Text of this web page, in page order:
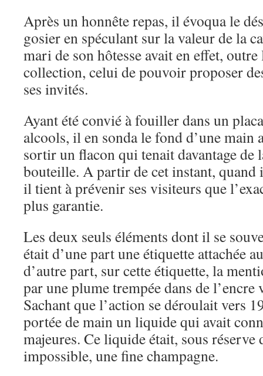
Après un honnête repas, il évoqua le
gosier en spéculant sur la valeur de la
mari de son hôtesse avait en effet,
collection, celui de pouvoir proposer
ses invités.
Ayant été convié à fouiller dans un
alcools, il en sonda le fond d’une main
sortir un flacon qui tenait davantage de
bouteille. A partir de cet instant, quand
il tient à prévenir ses visiteurs que
plus garantie.
Les deux seuls éléments dont il se
était d’une part une étiquette attachée
d’autre part, sur cette étiquette, la
par une plume trempée dans de
Sachant que l’action se déroulait vers
portée de main un liquide qui avait
majeures. Ce liquide était, sous
impossible, une fine champagne.